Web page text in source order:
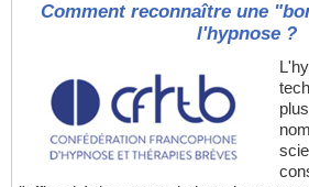
Comment reconnaître une
l'hypnose ?